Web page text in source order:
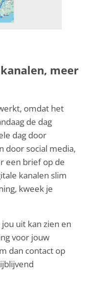
meer
omdat het
de dag
dag door
door social media,
een brief op de
kanalen slim
kweek je
uit kan zien en
voor jouw
dan contact op